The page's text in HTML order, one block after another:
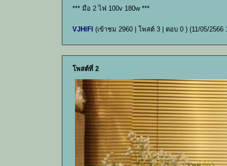
*** มือ 2 ไฟ 100v 180w ***
VJHIFI (เข้าชม 2960 | โพสต์ 3 | ตอบ 0 ) (11/05/2566
โพสต์ที่ 2